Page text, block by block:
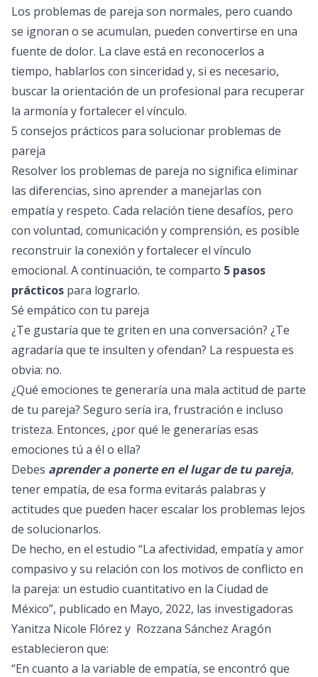
Los problemas de pareja son normales, pero cuando
se ignoran o se acumulan, pueden convertirse en una
fuente de dolor. La clave está en reconocerlos a
tiempo, hablarlos con sinceridad y, si es necesario,
buscar la orientación de un profesional para recuperar
la armonía y fortalecer el vínculo.
5 consejos prácticos para solucionar problemas de
pareja
Resolver los problemas de pareja no significa eliminar
las diferencias, sino aprender a manejarlas con
empatía y respeto. Cada relación tiene desafíos, pero
con voluntad, comunicación y comprensión, es posible
reconstruir la conexión y fortalecer el vínculo
emocional. A continuación, te comparto 5 pasos
prácticos para lograrlo.
Sé empático con tu pareja
¿Te gustaría que te griten en una conversación? ¿Te
agradaría que te insulten y ofendan? La respuesta es
obvia: no.
¿Qué emociones te generaría una mala actitud de parte
de tu pareja? Seguro sería ira, frustración e incluso
tristeza. Entonces, ¿por qué le generarías esas
emociones tú a él o ella?
Debes aprender a ponerte en el lugar de tu pareja,
tener empatía, de esa forma evitarás palabras y
actitudes que pueden hacer escalar los problemas lejos
de solucionarlos.
De hecho, en el estudio “La afectividad, empatía y amor
compasivo y su relación con los motivos de conflicto en
la pareja: un estudio cuantitativo en la Ciudad de
México”, publicado en Mayo, 2022, las investigadoras
Yanitza Nicole Flórez y Rozzana Sánchez Aragón
establecieron que:
“En cuanto a la variable de empatía, se encontró que